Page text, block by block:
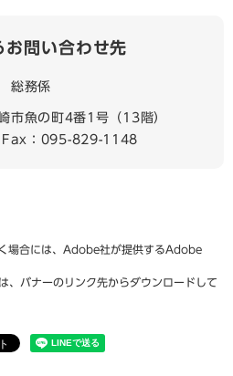
お問い合わせ先
総務係
市魚の町4番1号（13階）
Fax：095-829-1148
場合には、Adobe社が提供するAdobe
バナーのリンク先からダウンロードして